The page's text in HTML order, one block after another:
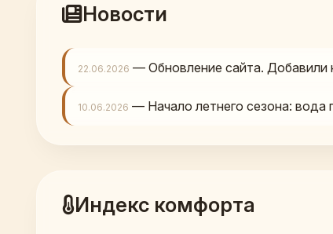
Новости
22.06.2026 — Обновление сайта.
10.06.2026 — Начало летнего сезона: вода
Индекс комфорта